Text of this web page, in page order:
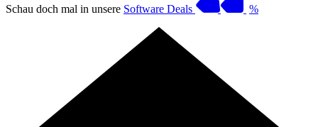
Schau doch mal in unsere Software Deals %